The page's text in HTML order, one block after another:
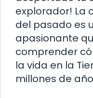
explorador! La
del pasado es
apasionante
comprender
la vida en la
millones de